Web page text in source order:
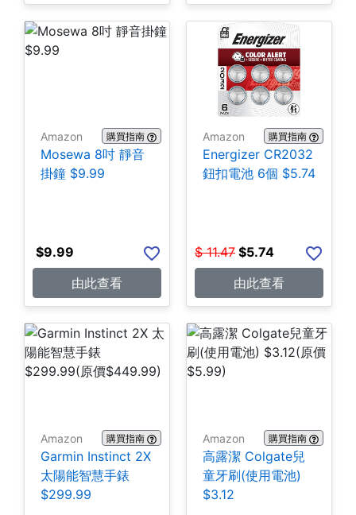
Amazon 購買指南
Mosewa 8吋 靜音
掛鐘 $9.99
$9.99
由此查看
Amazon 購買指南
Energizer CR2032
鈕扣電池 6個 $5.74
$ 11.47 $5.74
由此查看
Amazon 購買指南
Garmin Instinct 2X
太陽能智慧手錶
$299.99
Amazon 購買指南
高露潔 Colgate兒
童牙刷(使用電池)
$3.12